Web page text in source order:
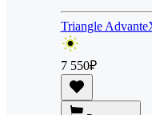
Triangle
7 550₽